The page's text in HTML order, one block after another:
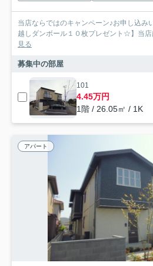
当店ならではのキャンペーン♪お申し込み
越しダンボール１０枚プレゼント☆】当店
見る
募集中の部屋
101
4.45万円
1階 / 26.05㎡ / 1K
アパート